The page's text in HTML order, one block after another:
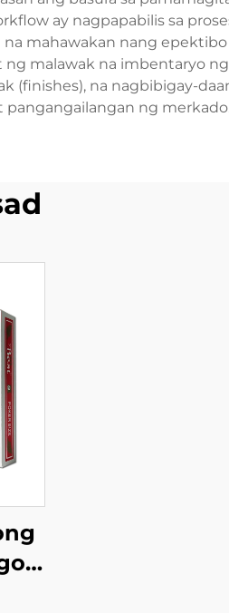
ay nagpapabilis sa
mahawakan nang
malawak na imbentaryo
(finishes), na nagbibigay-
ng